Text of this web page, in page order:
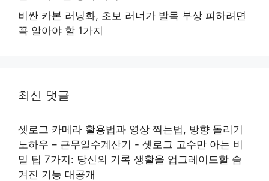
비싼 카본 러닝화, 초보 러너가 발목 부상 피하려면
꼭 알아야 할 1가지
최신 댓글
셋로그 카메라 활용법과 영상 찍는법, 방향 돌리기
노하우 – 근무일수계산기 - 셋로그 고수만 아는 비
밀 팁 7가지: 당신의 기록 생활을 업그레이드할 숨
겨진 기능 대공개